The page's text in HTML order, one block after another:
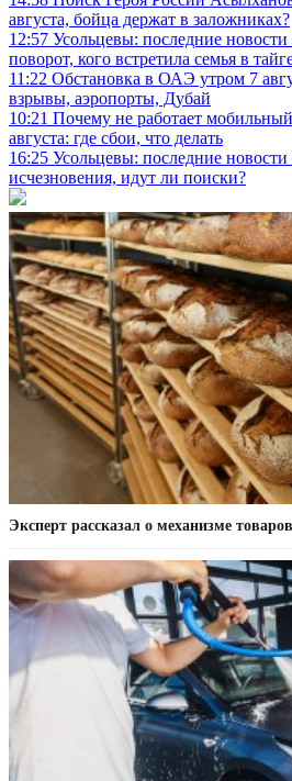
августа, бойца держат в заложниках?
12:57 Усольцевы: последние
поворот, кого встретила семья в
11:22 Обстановка в ОАЭ утром 7
взрывы, аэропорты, Дубай
10:21 Почему не работает
августа: где сбои, что делать
16:25 Усольцевы: последние новости
исчезновения, идут ли поиски?
Эксперт рассказал о механизме